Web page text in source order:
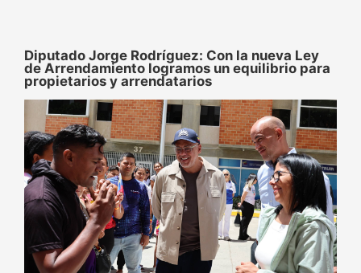
Diputado Jorge Rodríguez: Con la nueva Ley
de Arrendamiento logramos un equilibrio para
propietarios y arrendatarios